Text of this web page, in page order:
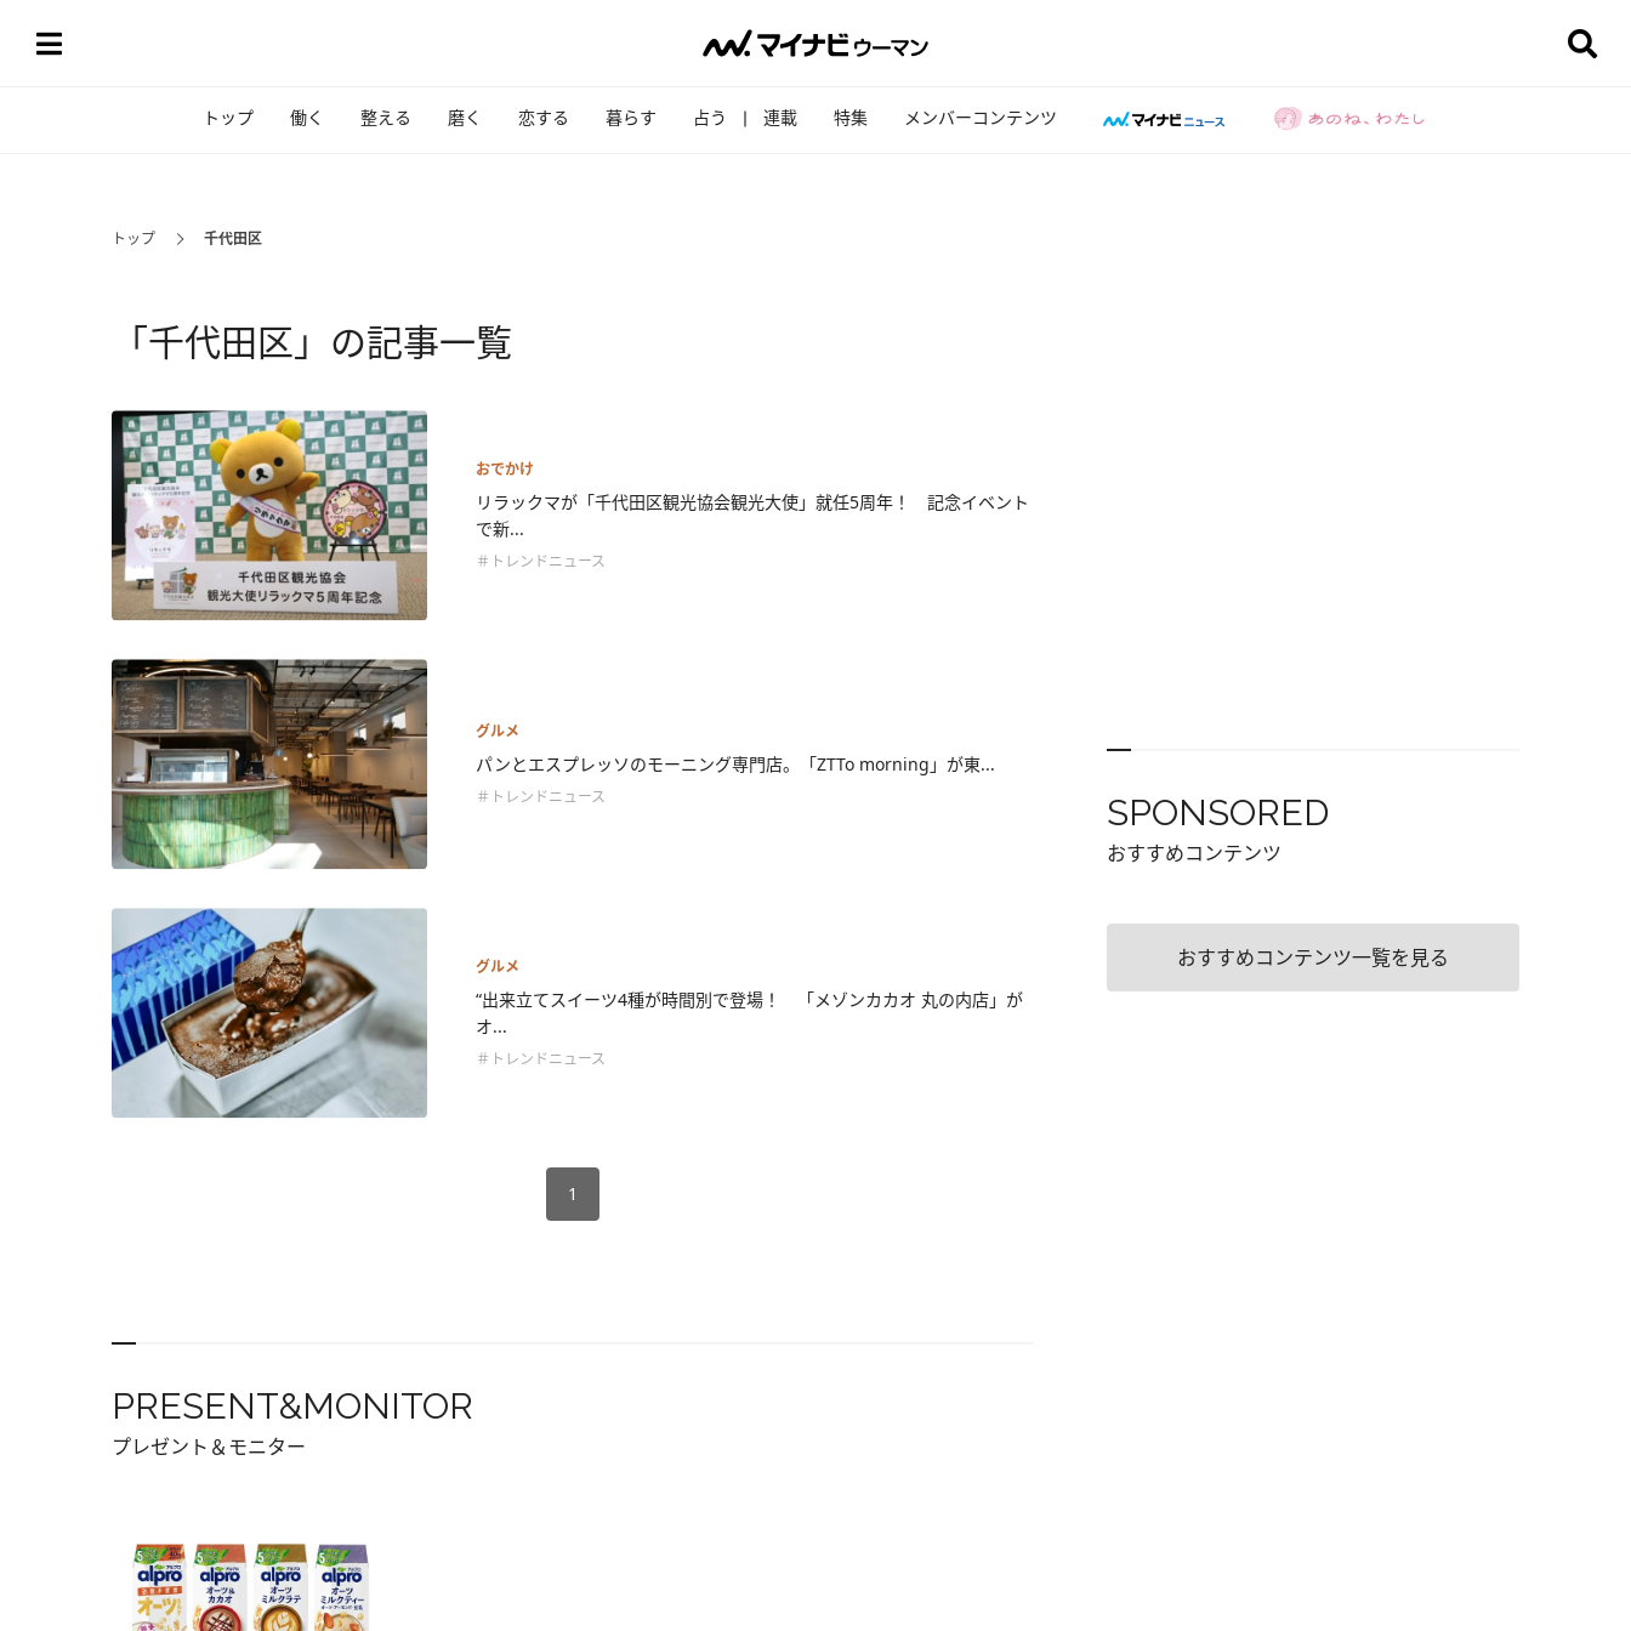
トップ 働く 整える 磨く 恋する 暮らす 占う 連載 特集 メンバーコンテンツ
トップ 千代田区
「千代田区」の記事一覧
おでかけ
リラックマが「千代田区観光協会観光大使」就任5周年！ 記念イベント
で新...
＃トレンドニュース
グルメ
パンとエスプレッソのモーニング専門店。「ZTTo morning」が東...
＃トレンドニュース
グルメ
“出来立てスイーツ4種が時間別で登場！ 「メゾンカカオ 丸の内店」が
オ...
＃トレンドニュース
1
PRESENT&MONITOR
プレゼント＆モニター
SPONSORED
おすすめコンテンツ
おすすめコンテンツ一覧を見る